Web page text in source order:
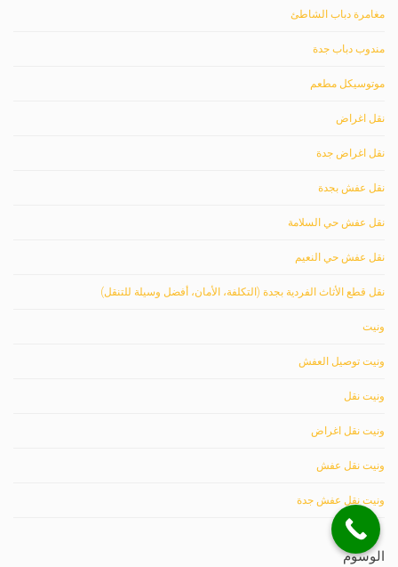
مغامرة دباب الشاطئ
مندوب دباب جدة
موتوسيكل مطعم
نقل اغراض
نقل اغراض جدة
نقل عفش بجدة
نقل عفش حي السلامة
نقل عفش حي النعيم
نقل قطع الأثاث الفردية بجدة (التكلفة، الأمان، أفضل وسيلة للتنقل)
ونيت
ونيت توصيل العفش
ونيت نقل
ونيت نقل اغراض
ونيت نقل عفش
ونيت نقل عفش جدة
الوسوم